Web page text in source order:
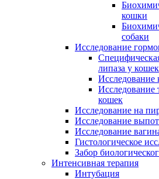
кошки
собаки
Исследование
липаза у кошек
Исследование
Исследование
кошек
Исследование на
Исследование
Исследование
Гистологическое
Забор
Интенсивная терапия
Интубация